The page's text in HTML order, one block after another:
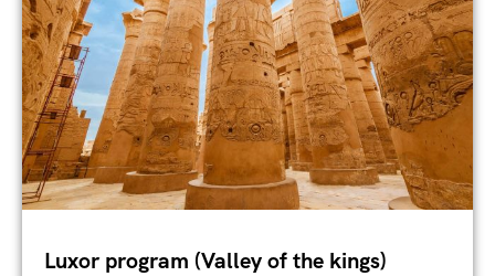
Luxor program (Valley of the kings)